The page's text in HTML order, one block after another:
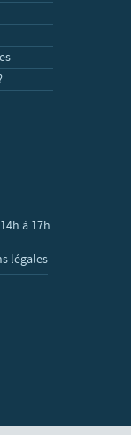
à 17h
légales